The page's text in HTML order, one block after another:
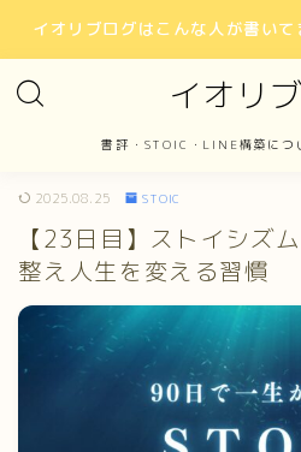
イオリブログはこんな人が書いて
イオリ
書評・STOIC・LINE構築につ
MENU
書評
STOIC
2025.08.25 STOIC
【23日目】ストイシズ
整え人生を変える習慣